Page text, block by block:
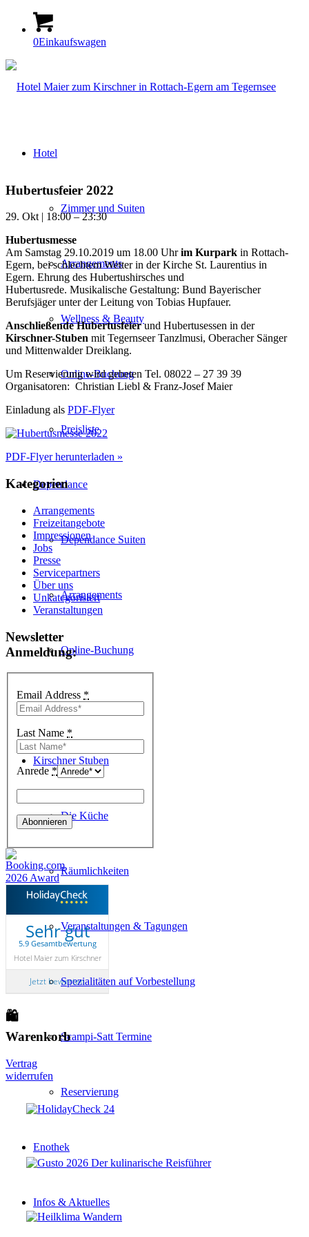
0Einkaufswagen
Hotel
Zimmer und Suiten
Arrangements
Wellness & Beauty
Online-Buchung
Preisliste
Dependance
Dependance Suiten
Arrangements
Online-Buchung
Preisliste
Kirschner Stuben
Die Küche
Räumlichkeiten
Veranstaltungen & Tagungen
Spezialitäten auf Vorbestellung
Scampi-Satt Termine
Reservierung
Enothek
Infos & Aktuelles
Hubertusfeier 2022
29. Okt | 18:00 – 23:30
Hubertusmesse
Am Samstag 29.10.2019 um 18.00 Uhrim Kurpark in Rottach-
Egern, bei schlechtem Wetter in der Kirche St. Laurentius in
Egern. Ehrung des Hubertushirsches und
Hubertusrede. Musikalische Gestaltung: Bund Bayerischer
Berufsjäger unter der Leitung von Tobias Hupfauer.
Anschließende Hubertusfeierund Hubertusessen in der
Kirschner-Stuben mit Tegernseer Tanzlmusi, Oberacher Sänger
und Mittenwalder Dreiklang.
Um Reservierung wird gebeten Tel. 08022 – 27 39 39
Organisatoren: Christian Liebl & Franz-Josef Maier
Einladung als PDF-Flyer
PDF-Flyer herunterladen »
Kategorien
Arrangements
Freizeitangebote
Impressionen
Jobs
Presse
Servicepartners
Über uns
Unkategorisiert
Veranstaltungen
Newsletter
Anmeldung:
Email Address *
Last Name *
Anrede *
Sehr gut
5.9 Gesamtbewertung
Hotel Maier zum Kirschner
Jetzt bewerten
🛍
Warenkorb
Vertrag
widerrufen